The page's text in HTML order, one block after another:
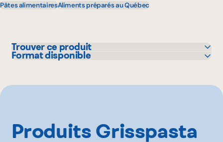
Pâtes alimentairesAliments préparés au Québec
Trouver ce produit
Colabor
Sysco
Format disponible
Produits Grisspasta